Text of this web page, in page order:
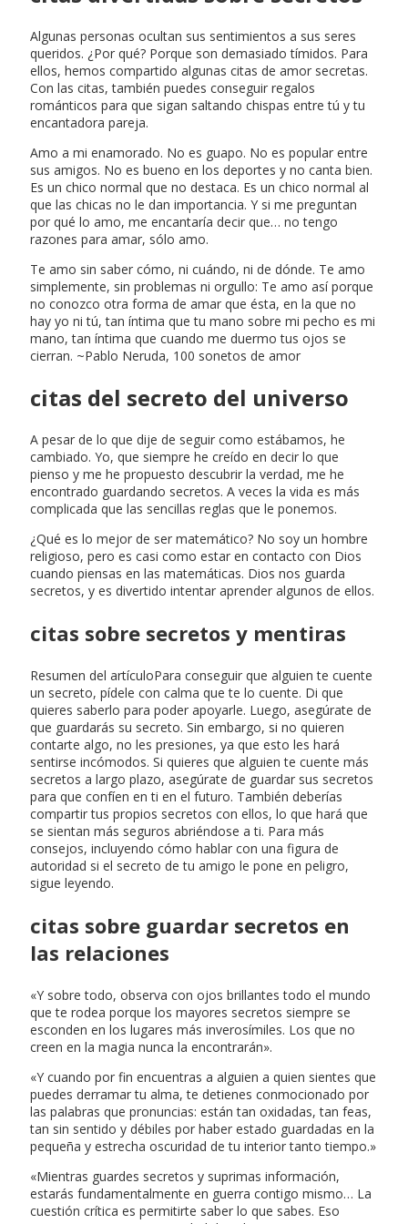
Algunas personas ocultan sus sentimientos a sus seres
queridos. ¿Por qué? Porque son demasiado tímidos. Para
ellos, hemos compartido algunas citas de amor secretas.
Con las citas, también puedes conseguir regalos
románticos para que sigan saltando chispas entre tú y tu
encantadora pareja.
Amo a mi enamorado. No es guapo. No es popular entre
sus amigos. No es bueno en los deportes y no canta bien.
Es un chico normal que no destaca. Es un chico normal al
que las chicas no le dan importancia. Y si me preguntan
por qué lo amo, me encantaría decir que… no tengo
razones para amar, sólo amo.
Te amo sin saber cómo, ni cuándo, ni de dónde. Te amo
simplemente, sin problemas ni orgullo: Te amo así porque
no conozco otra forma de amar que ésta, en la que no
hay yo ni tú, tan íntima que tu mano sobre mi pecho es mi
mano, tan íntima que cuando me duermo tus ojos se
cierran. ~Pablo Neruda, 100 sonetos de amor
citas del secreto del universo
A pesar de lo que dije de seguir como estábamos, he
cambiado. Yo, que siempre he creído en decir lo que
pienso y me he propuesto descubrir la verdad, me he
encontrado guardando secretos. A veces la vida es más
complicada que las sencillas reglas que le ponemos.
¿Qué es lo mejor de ser matemático? No soy un hombre
religioso, pero es casi como estar en contacto con Dios
cuando piensas en las matemáticas. Dios nos guarda
secretos, y es divertido intentar aprender algunos de ellos.
citas sobre secretos y mentiras
Resumen del artículoPara conseguir que alguien te cuente
un secreto, pídele con calma que te lo cuente. Di que
quieres saberlo para poder apoyarle. Luego, asegúrate de
que guardarás su secreto. Sin embargo, si no quieren
contarte algo, no les presiones, ya que esto les hará
sentirse incómodos. Si quieres que alguien te cuente más
secretos a largo plazo, asegúrate de guardar sus secretos
para que confíen en ti en el futuro. También deberías
compartir tus propios secretos con ellos, lo que hará que
se sientan más seguros abriéndose a ti. Para más
consejos, incluyendo cómo hablar con una figura de
autoridad si el secreto de tu amigo le pone en peligro,
sigue leyendo.
citas sobre guardar secretos en
las relaciones
«Y sobre todo, observa con ojos brillantes todo el mundo
que te rodea porque los mayores secretos siempre se
esconden en los lugares más inverosímiles. Los que no
creen en la magia nunca la encontrarán».
«Y cuando por fin encuentras a alguien a quien sientes que
puedes derramar tu alma, te detienes conmocionado por
las palabras que pronuncias: están tan oxidadas, tan feas,
tan sin sentido y débiles por haber estado guardadas en la
pequeña y estrecha oscuridad de tu interior tanto tiempo.»
«Mientras guardes secretos y suprimas información,
estarás fundamentalmente en guerra contigo mismo… La
cuestión crítica es permitirte saber lo que sabes. Eso